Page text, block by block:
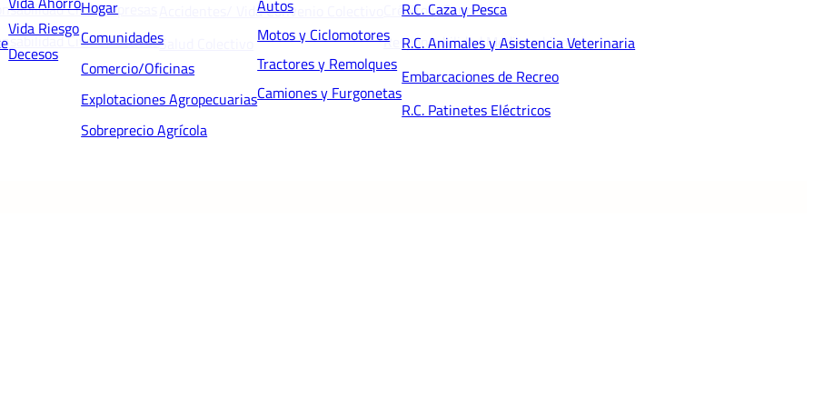
Civil Empresas
Civil Directivos
Accidentes/ Vida Convenio Colectivo
Salud Colectivo
Crédito y Caución
Responsabilidad Medioambiental
Vida Riesgo
Decesos
Hogar
Comunidades
Comercio/Oficinas
Explotaciones Agropecuarias
Sobreprecio Agrícola
Autos
Motos y Ciclomotores
Tractores y Remolques
Camiones y Furgonetas
R.C. Caza y Pesca
R.C. Animales y Asistencia Veterinaria
Embarcaciones de Recreo
R.C. Patinetes Eléctricos